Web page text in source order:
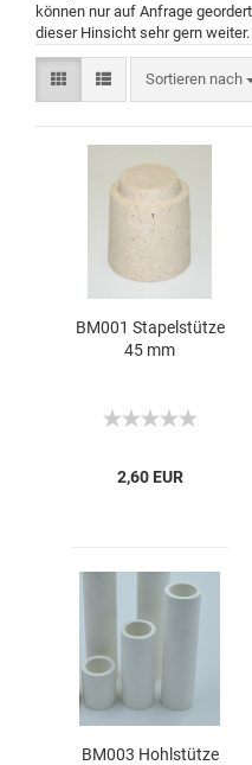
können nur auf Anfrage
dieser Hinsicht sehr gern weiter.
Sortieren nach
BM001 Stapelstütze
45 mm
2,60 EUR
BM003 Hohlstütze